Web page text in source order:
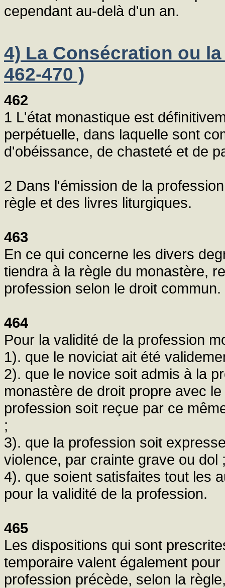
cependant au-delà d'un an.
4) La Consécration ou
462-470 )
462
1 L'état monastique est
perpétuelle, dans laquelle sont
d'obéissance, de chasteté et de
2 Dans l'émission de la
règle et des livres liturgiques.
463
En ce qui concerne les divers
tiendra à la règle du monastère,
profession selon le droit commun.
464
Pour la validité de la profession
1). que le noviciat ait été
2). que le novice soit admis à la
monastère de droit propre avec
profession soit reçue par ce
;
3). que la profession soit
violence, par crainte grave ou dol
4). que soient satisfaites tout les
pour la validité de la profession.
465
Les dispositions qui sont
temporaire valent également
profession précède, selon la